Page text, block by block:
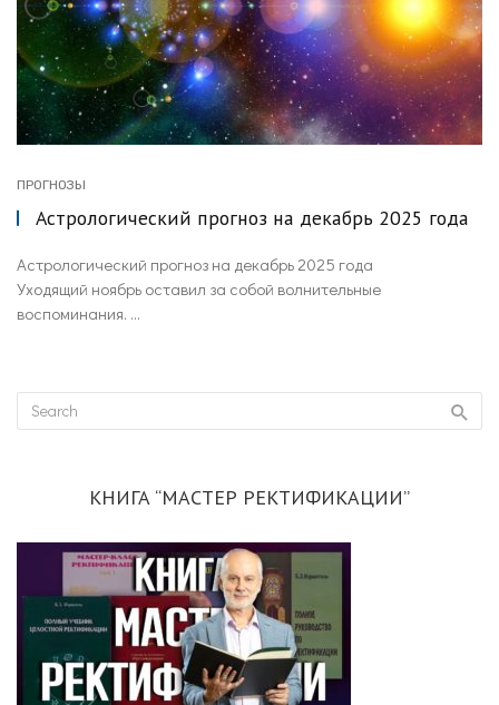
ПРОГНОЗЫ
Астрологический прогноз на декабрь 2025 года
Астрологический прогноз на декабрь 2025 года
Уходящий ноябрь оставил за собой волнительные
воспоминания. ...
КНИГА “МАСТЕР РЕКТИФИКАЦИИ”